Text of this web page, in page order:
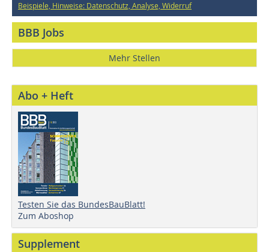
Beispiele, Hinweise: Datenschutz, Analyse, Widerruf
BBB Jobs
Mehr Stellen
Abo + Heft
Testen Sie das BundesBauBlatt!
Zum Aboshop
Supplement